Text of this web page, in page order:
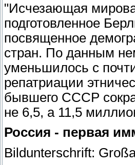
"Исчезающая
подготовленное
посвященное
стран. По данным
уменьшилось с
репатриации
бывшего СССР
не 6,5, а 11,5
Россия - первая
Bildunterschrift: